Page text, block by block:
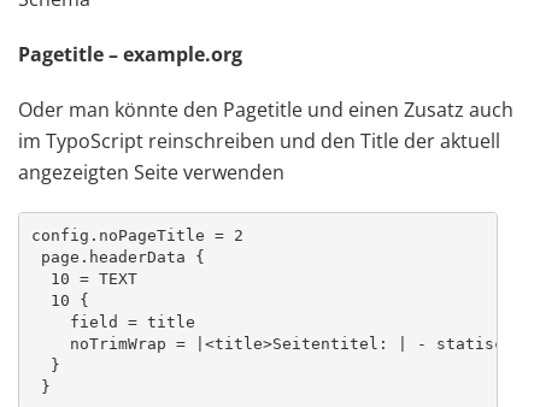
Pagetitle – example.org
Oder man könnte den Pagetitle und einen Zusatz auch
im TypoScript reinschreiben und den Title der aktuell
angezeigten Seite verwenden
config.noPageTitle = 2
page.headerData {
10 = TEXT
10 {
field = title
noTrimWrap = |<title>Seitentitel: | - statischer
}
}